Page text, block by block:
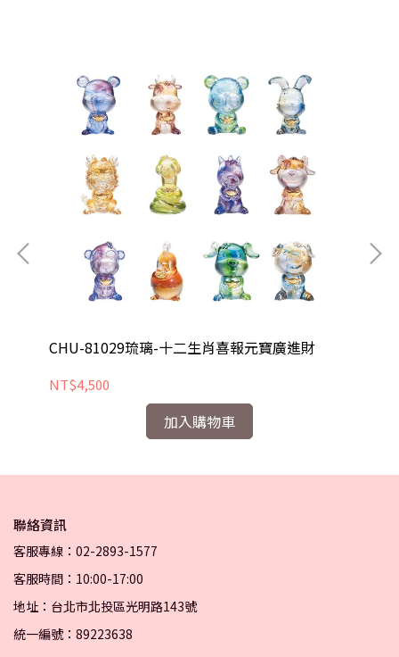
CHU-81029琉璃-十二生肖喜報元寶廣進財
NT$4,500
加入購物車
聯絡資訊
客服專線：02-2893-1577
客服時間：10:00-17:00
地址：台北市北投區光明路143號
統一編號：89223638